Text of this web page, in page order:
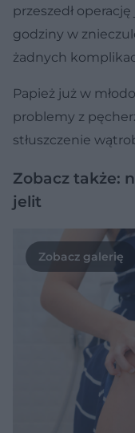
przeszedł
godziny w
żadnych
Papież już w
problemy z
stłuszczenie
Zobacz także:
jelit